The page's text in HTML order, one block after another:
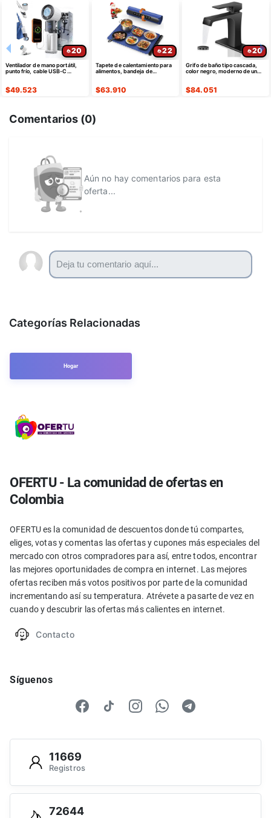
20
Ventilador de mano portátil,
punto frío, cable USB-C
$49.523
22
Tapete de calentamiento para
alimentos, bandeja de
$63.910
20
Grifo de baño tipo cascada,
color negro, moderno de un
$84.051
Comentarios (0)
Aún no hay comentarios para esta
oferta...
Categorías Relacionadas
Hogar
OFERTU - La comunidad de ofertas en
Colombia
OFERTU es la comunidad de descuentos donde tú compartes,
eliges, votas y comentas las ofertas y cupones más especiales del
mercado con otros compradores para así, entre todos, encontrar
las mejores oportunidades de compra en internet. Las mejores
ofertas reciben más votos positivos por parte de la comunidad
incrementando así su temperatura. Atrévete a pasarte de vez en
cuando y descubrir las ofertas más calientes en internet.
Contacto
Síguenos
11669
Registros
72644